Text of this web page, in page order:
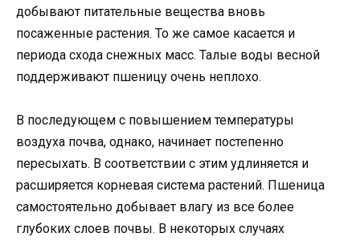
добывают питательные вещества вновь
посаженные растения. То же самое касается и
периода схода снежных масс. Талые воды весной
поддерживают пшеницу очень неплохо.
В последующем с повышением температуры
воздуха почва, однако, начинает постепенно
пересыхать. В соответствии с этим удлиняется и
расширяется корневая система растений. Пшеница
самостоятельно добывает влагу из все более
глубоких слоев почвы. В некоторых случаях